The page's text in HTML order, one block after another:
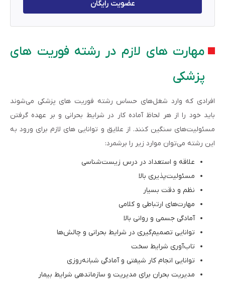
عضویت رایگان
مهارت های لازم در رشته فوریت های
پزشکی
افرادی که وارد شغل‌های حساس رشته فوریت های پزشکی می‌شوند
باید خود را از هر لحاظ آماده کار در شرایط بحرانی و بر عهده گرفتن
مسئولیت‌های سنگین کنند. از علایق و توانایی های لازم برای ورود به
این رشته می‌توان موارد زیر را برشمرد:
علاقه و استعداد در درس زیست‌شناسی
مسئولیت‌پذیری بالا
نظم و دقت بسیار
مهارت‌های ارتباطی و کلامی
آمادگی جسمی و روانی بالا
توانایی تصمیم‌گیری در شرایط بحرانی و چالش‌ها
تاب‌آوری شرایط سخت
توانایی انجام کار شیفتی و آمادگی شبانه‌روزی
مدیریت بحران برای مدیریت و سازماندهی شرایط بیمار